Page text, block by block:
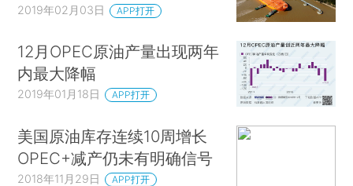
2019年02月03日 APP打开
12月OPEC原油产量出现两年
内最大降幅
2019年01月18日 APP打开
美国原油库存连续10周增长
OPEC+减产仍未有明确信号
2018年11月29日 APP打开